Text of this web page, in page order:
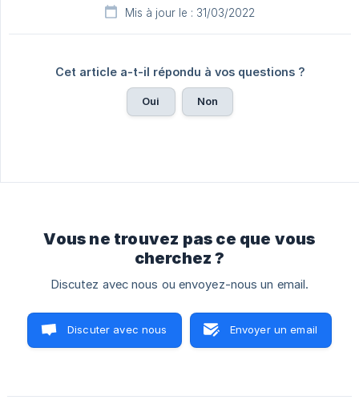
Mis à jour le : 31/03/2022
Cet article a-t-il répondu à vos questions ?
Oui Non
Vous ne trouvez pas ce que vous
cherchez ?
Discutez avec nous ou envoyez-nous un email.
Discuter avec nous Envoyer un email